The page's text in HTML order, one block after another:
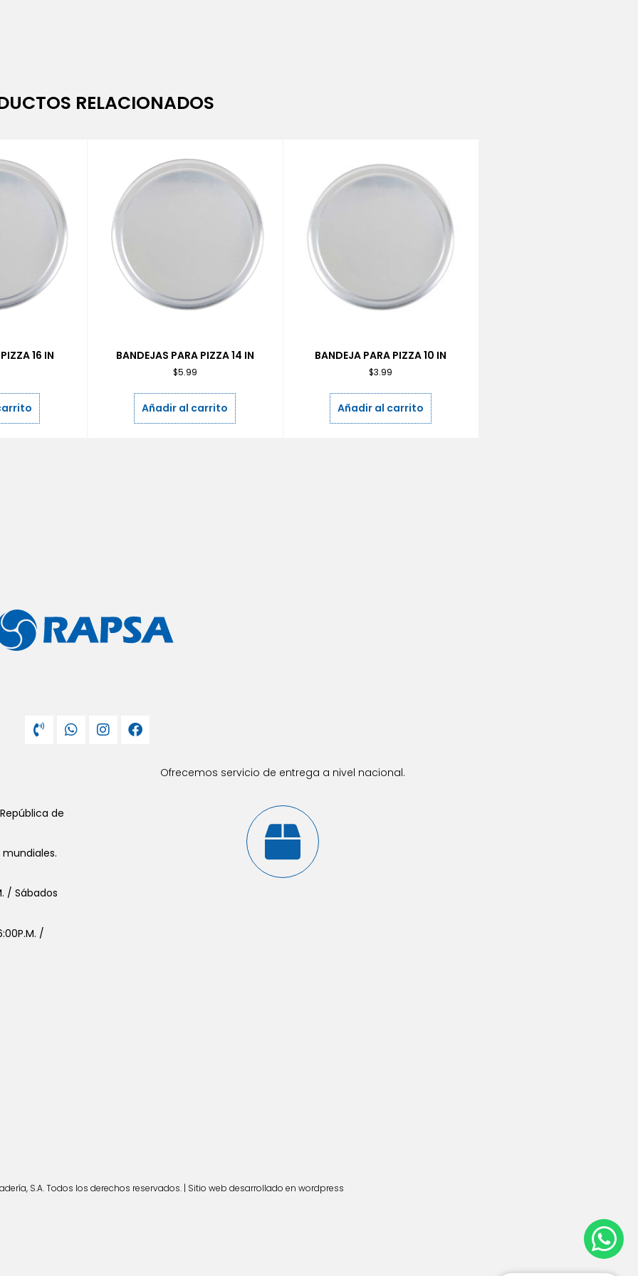
RELACIONADOS
16 IN BANDEJAS PARA PIZZA 14 IN
$5.99
Añadir al carrito
BANDEJA PARA PIZZA 10 IN
$3.99
Añadir al carrito
de
/ Sábados
/
Ofrecemos servicio de entrega a nivel nacional.
S.A. Todos los derechos reservados. | Sitio web desarrollado en wordpress